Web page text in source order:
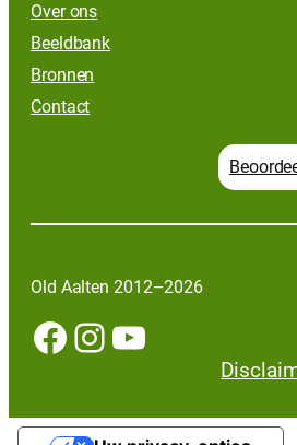
Over ons
Beeldbank
Bronnen
Contact
Old Aalten 2012–2026
Facebook InstagramYouTube